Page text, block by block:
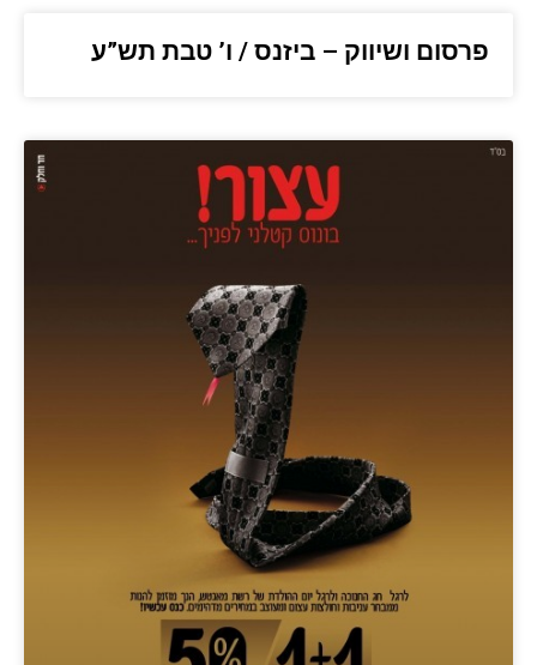
פרסום ושיווק – ביזנס / ו’ טבת תש”ע